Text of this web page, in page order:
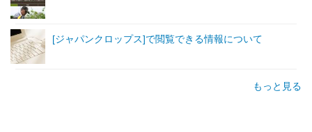
[ジャパンクロップス]で閲覧できる情報について
もっと見る